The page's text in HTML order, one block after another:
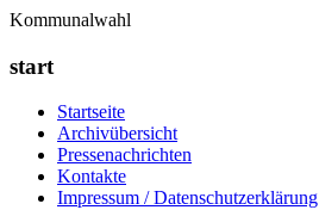
Kommunalwahl
start
Startseite
Archivübersicht
Pressenachrichten
Kontakte
Impressum / Datenschutzerklärung